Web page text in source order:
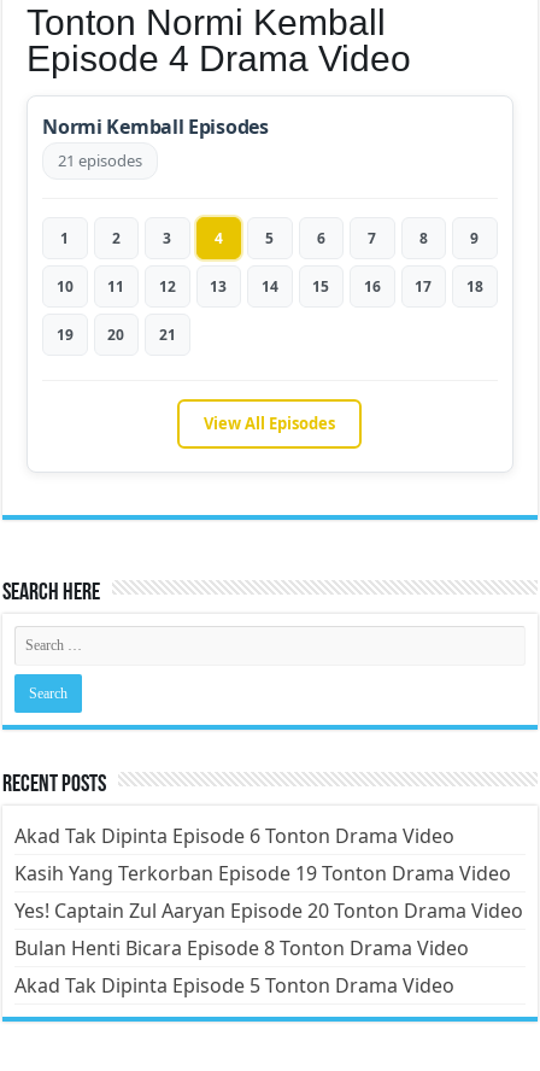
Tonton Normi Kemball
Episode 4 Drama Video
Normi Kemball Episodes
21 episodes
1 2 3 4 5 6 7 8 9
10 11 12 13 14 15 16 17 18
19 20 21
View All Episodes
Search Here
Recent Posts
Akad Tak Dipinta Episode 6 Tonton Drama Video
Kasih Yang Terkorban Episode 19 Tonton Drama Video
Yes! Captain Zul Aaryan Episode 20 Tonton Drama Video
Bulan Henti Bicara Episode 8 Tonton Drama Video
Akad Tak Dipinta Episode 5 Tonton Drama Video